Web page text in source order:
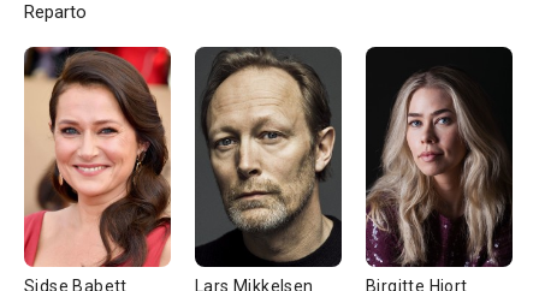
Reparto
Sidse Babett
Lars Mikkelsen
Birgitte Hjort